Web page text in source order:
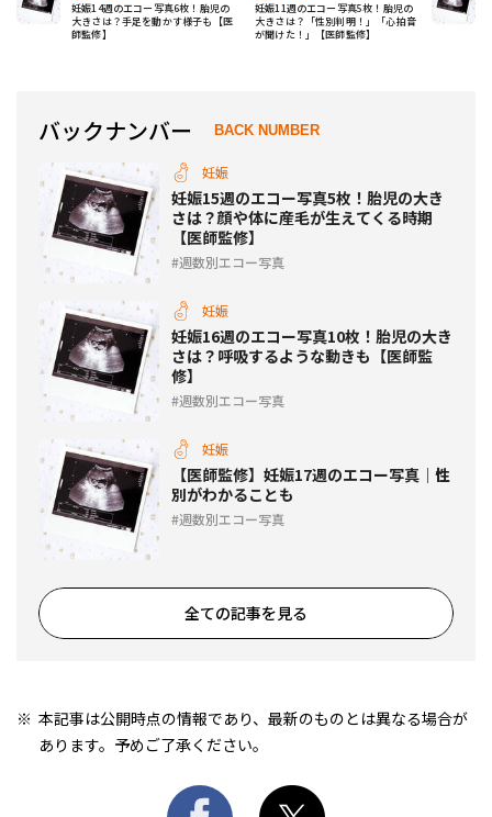
妊娠14週のエコー写真6枚！胎児の
大きさは？手足を動かす様子も【医
師監修】
妊娠11週のエコー写真5枚！胎児の
大きさは？「性別判明！」「心拍音
が聞けた！」【医師監修】
バックナンバー BACK NUMBER
妊娠
妊娠15週のエコー写真5枚！胎児の大き
さは？顔や体に産毛が生えてくる時期
【医師監修】
週数別エコー写真
妊娠
妊娠16週のエコー写真10枚！胎児の大き
さは？呼吸するような動きも【医師監
修】
週数別エコー写真
妊娠
【医師監修】妊娠17週のエコー写真｜性
別がわかることも
週数別エコー写真
全ての記事を見る
本記事は公開時点の情報であり、最新のものとは異なる場合が
あります。予めご了承ください。